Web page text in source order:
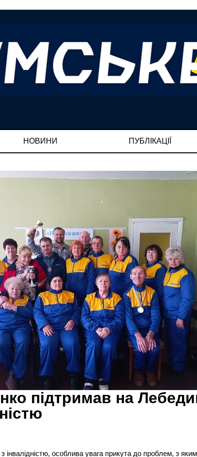
НОВИНИ ПУБЛІКАЦІЇ
підтримав на
особлива увага прикута до проблем, з